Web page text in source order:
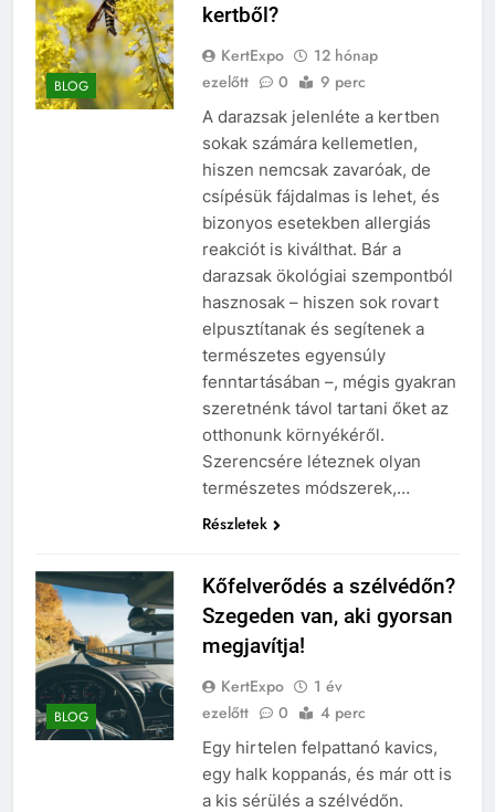
BLOG
kertből?
KertExpo
12 hónap
ezelőtt
0 9 perc
A darazsak jelenléte a kertben
sokak számára kellemetlen,
hiszen nemcsak zavaróak, de
csípésük fájdalmas is lehet, és
bizonyos esetekben allergiás
reakciót is kiválthat. Bár a
darazsak ökológiai szempontból
hasznosak – hiszen sok rovart
elpusztítanak és segítenek a
természetes egyensúly
fenntartásában –, mégis gyakran
szeretnénk távol tartani őket az
otthonunk környékéről.
Szerencsére léteznek olyan
természetes módszerek,…
Részletek
BLOG
Kőfelverődés a szélvédőn?
Szegeden van, aki gyorsan
megjavítja!
KertExpo
1 év
ezelőtt
0 4 perc
Egy hirtelen felpattanó kavics,
egy halk koppanás, és már ott is
a kis sérülés a szélvédőn.